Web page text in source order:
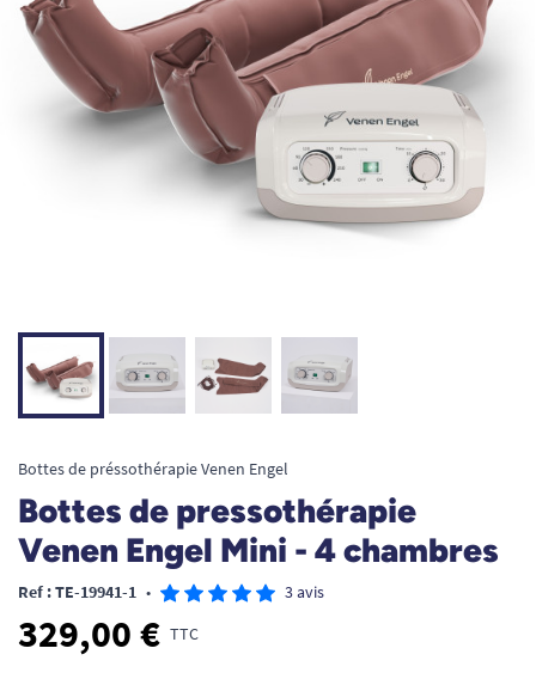
Bottes de préssothérapie Venen Engel
Bottes de pressothérapie
Venen Engel Mini - 4 chambres
Ref : TE-19941-1 • 3 avis
329,00 € TTC